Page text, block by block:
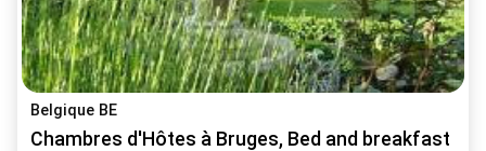
Belgique BE
Chambres d'Hôtes à Bruges, Bed and breakfast